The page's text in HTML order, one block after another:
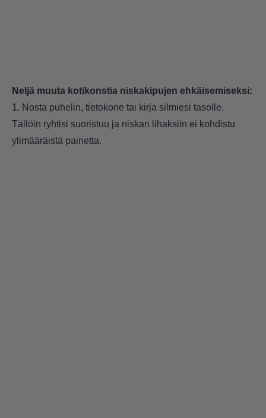
Neljä muuta kotikonstia niskakipujen ehkäisemiseksi:
1. Nosta puhelin, tietokone tai kirja silmiesi tasolle.
Tällöin ryhtisi suoristuu ja niskan lihaksiin ei kohdistu
ylimääräistä painetta.